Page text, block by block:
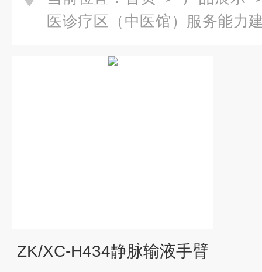
医诊疗区（中医馆）服务能力
ZK/XC-H434静脉输液手臂